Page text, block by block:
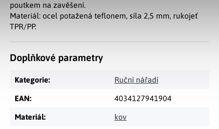
poutkem na zavěšení.
Materiál: ocel potažená teflonem, síla 2,5 mm, rukojeť
TPR/PP.
Doplňkové parametry
Kategorie: Ruční nářadí
EAN: 4034127941904
Materiál: kov